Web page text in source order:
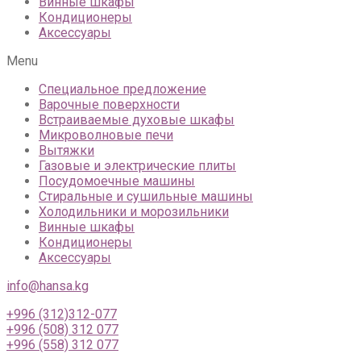
Кондиционеры
Аксессуары
Menu
Специальное предложение
Варочные поверхности
Встраиваемые духовые шкафы
Микроволновые печи
Вытяжки
Газовые и электрические плиты
Посудомоечные машины
Стиральные и сушильные машины
Холодильники и морозильники
Винные шкафы
Кондиционеры
Аксессуары
info@hansa.kg
+996 (312)312-077
+996 (508) 312 077
+996 (558) 312 077